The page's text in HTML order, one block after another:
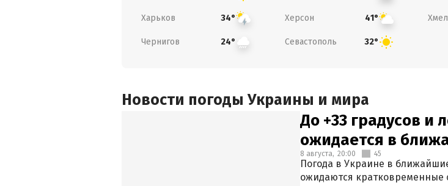
Харьков 34° Херсон 41°
Чернигов 24° Севастополь 32°
Новости погоды Украины и мира
До +33 градусов и
ожидается в
8 августа, 20:00 45
Погода в Украине в
ожидаются кратковременные